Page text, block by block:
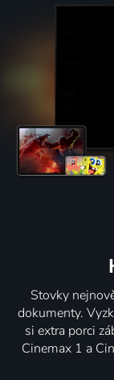
Stovky
dokumenty.
si extra porci
Cinemax 1 a